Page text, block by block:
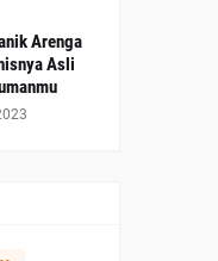
Arenga
Asli